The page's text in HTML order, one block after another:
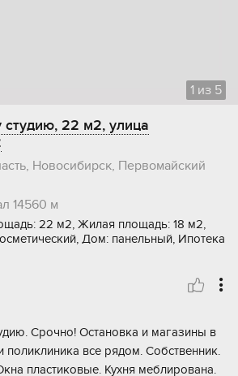
1 из 5
студию, 22 м2, улица
Новосибирск, Первомайский
14560 м
22 м2, Жилая площадь: 18 м2,
Дом: панельный, Ипотека
Срочно! Остановка и магазины в
поликлиника все рядом. Собственник.
пластиковые. Кухня меблирована.